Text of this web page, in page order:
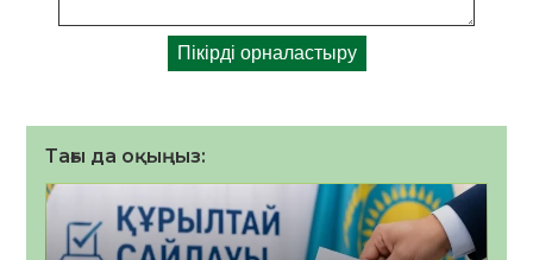
Тағы да оқыңыз: